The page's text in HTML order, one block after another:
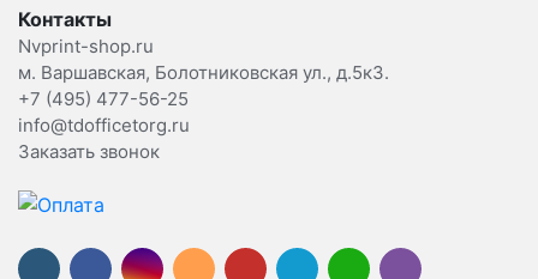
Контакты
Nvprint-shop.ru
м. Варшавская, Болотниковская ул., д.5к3.
+7 (495) 477-56-25
info@tdofficetorg.ru
Заказать звонок